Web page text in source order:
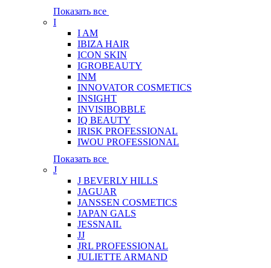
Показать все
I
I AM
IBIZA HAIR
ICON SKIN
IGROBEAUTY
INM
INNOVATOR COSMETICS
INSIGHT
INVISIBOBBLE
IQ BEAUTY
IRISK PROFESSIONAL
IWOU PROFESSIONAL
Показать все
J
J BEVERLY HILLS
JAGUAR
JANSSEN COSMETICS
JAPAN GALS
JESSNAIL
JJ
JRL PROFESSIONAL
JULIETTE ARMAND